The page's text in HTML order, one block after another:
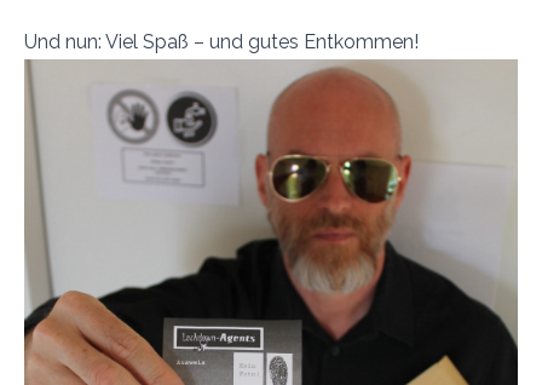
Und nun: Viel Spaß – und gutes Entkommen!